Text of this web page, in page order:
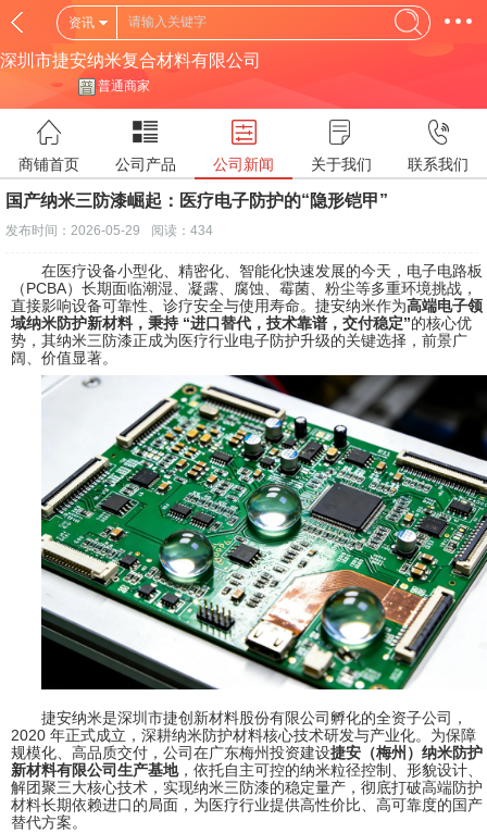
资讯
深圳市捷安纳米复合材料有限公司
普通商家
商铺首页 公司产品 公司新闻 关于我们 联系我们
国产纳米三防漆崛起：医疗电子防护的“隐形铠甲”
发布时间：2026-05-29 阅读：434
在医疗设备小型化、精密化、智能化快速发展的今天，电子电路板
（PCBA）长期面临潮湿、凝露、腐蚀、霉菌、粉尘等多重环境挑战，
直接影响设备可靠性、诊疗安全与使用寿命。捷安纳米作为高端电子领
域纳米防护新材料，秉持 “进口替代，技术靠谱，交付稳定”的核心优
势，其纳米三防漆正成为医疗行业电子防护升级的关键选择，前景广
阔、价值显著。
捷安纳米是深圳市捷创新材料股份有限公司孵化的全资子公司，
2020 年正式成立，深耕纳米防护材料核心技术研发与产业化。为保障
规模化、高品质交付，公司在广东梅州投资建设捷安（梅州）纳米防护
新材料有限公司生产基地，依托自主可控的纳米粒径控制、形貌设计、
解团聚三大核心技术，实现纳米三防漆的稳定量产，彻底打破高端防护
材料长期依赖进口的局面，为医疗行业提供高性价比、高可靠度的国产
替代方案。